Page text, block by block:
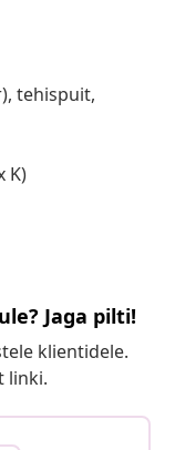
tehispuit,
K)
Jaga pilti!
klientidele.
linki.